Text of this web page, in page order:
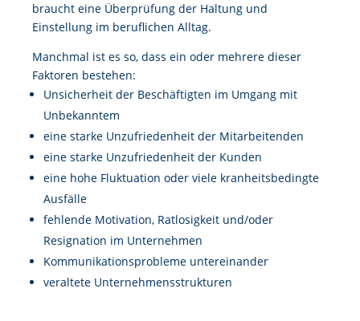
braucht eine Überprüfung der Haltung und
Einstellung im beruflichen Alltag.
Manchmal ist es so, dass ein oder mehrere dieser
Faktoren bestehen:
Unsicherheit der Beschäftigten im Umgang mit
Unbekanntem
eine starke Unzufriedenheit der Mitarbeitenden
eine starke Unzufriedenheit der Kunden
eine hohe Fluktuation oder viele kranheitsbedingte
Ausfälle
fehlende Motivation, Ratlosigkeit und/oder
Resignation im Unternehmen
Kommunikationsprobleme untereinander
veraltete Unternehmensstrukturen